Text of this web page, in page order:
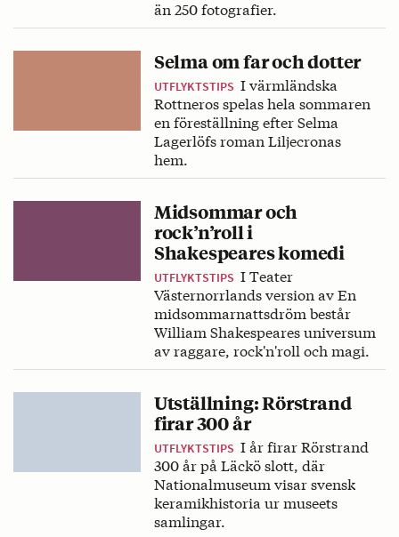
än 250 fotografier.
Selma om far och dotter
UTFLYKTSTIPS I värmländska
Rottneros spelas hela sommaren
en föreställning efter Selma
Lagerlöfs roman Liljecronas
hem.
Midsommar och
rock’n’roll i
Shakespeares komedi
UTFLYKTSTIPS I Teater
Västernorrlands version av En
midsommarnattsdröm består
William Shakespeares universum
av raggare, rock'n'roll och magi.
Utställning: Rörstrand
firar 300 år
UTFLYKTSTIPS I år firar Rörstrand
300 år på Läckö slott, där
Nationalmuseum visar svensk
keramikhistoria ur museets
samlingar.